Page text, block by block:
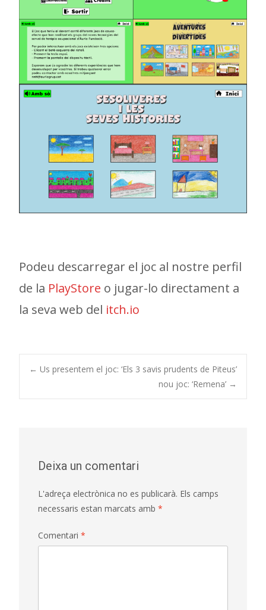
Podeu descarregar el joc al nostre perfil
de la PlayStore o jugar-lo directament a
la seva web del itch.io
Post
← Us presentem el joc: ‘Els 3 savis prudents de Piteus’
nou joc: ‘Remena’ →
Deixa un comentari
L'adreça electrònica no es publicarà. Els camps
necessaris estan marcats amb *
Comentari *